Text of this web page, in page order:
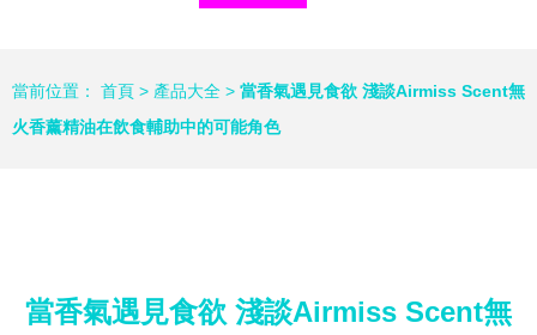
當前位置： 首頁 > 產品大全 > 當香氣遇見食欲 淺談Airmiss Scent無
火香薰精油在飲食輔助中的可能角色
當香氣遇見食欲 淺談Airmiss Scent無